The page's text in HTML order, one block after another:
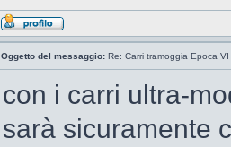
Oggetto del messaggio: Re: Carri tramoggia Epoca VI
con i carri ultra-
sarà sicuramente